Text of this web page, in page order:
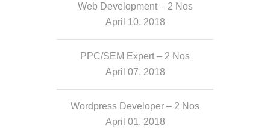
Web Development – 2 Nos
April 10, 2018
PPC/SEM Expert – 2 Nos
April 07, 2018
Wordpress Developer – 2 Nos
April 01, 2018